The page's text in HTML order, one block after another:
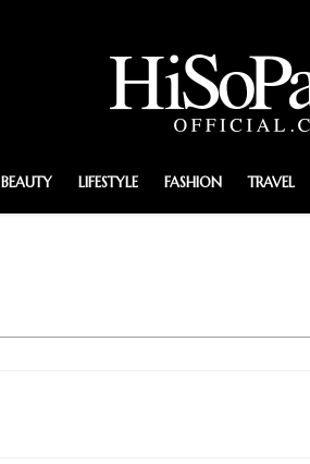
BEAUTY LIFESTYLE FASHION TRAVEL